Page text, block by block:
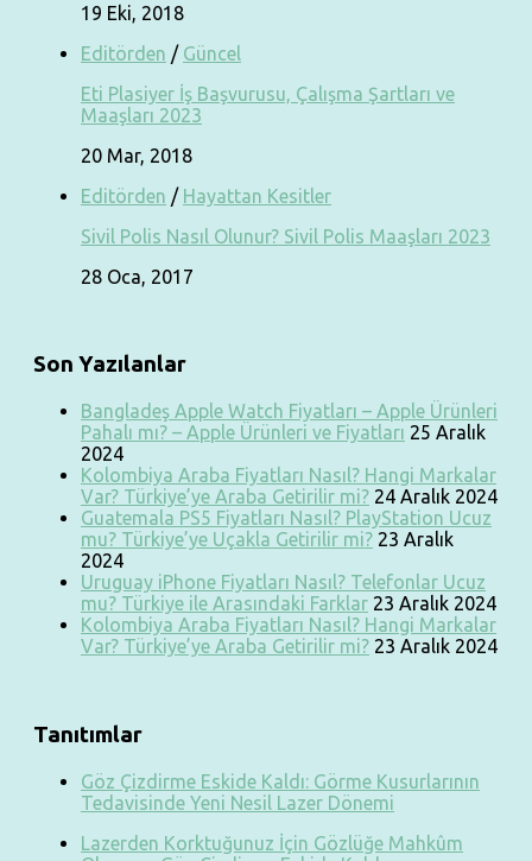
19 Eki, 2018
Editörden / Güncel
Eti Plasiyer İş Başvurusu, Çalışma Şartları ve
Maaşları 2023
20 Mar, 2018
Editörden / Hayattan Kesitler
Sivil Polis Nasıl Olunur? Sivil Polis Maaşları 2023
28 Oca, 2017
Son Yazılanlar
Bangladeş Apple Watch Fiyatları – Apple Ürünleri
Pahalı mı? – Apple Ürünleri ve Fiyatları 25 Aralık
2024
Kolombiya Araba Fiyatları Nasıl? Hangi Markalar
Var? Türkiye’ye Araba Getirilir mi? 24 Aralık 2024
Guatemala PS5 Fiyatları Nasıl? PlayStation Ucuz
mu? Türkiye’ye Uçakla Getirilir mi? 23 Aralık
2024
Uruguay iPhone Fiyatları Nasıl? Telefonlar Ucuz
mu? Türkiye ile Arasındaki Farklar 23 Aralık 2024
Kolombiya Araba Fiyatları Nasıl? Hangi Markalar
Var? Türkiye’ye Araba Getirilir mi? 23 Aralık 2024
Tanıtımlar
Göz Çizdirme Eskide Kaldı: Görme Kusurlarının
Tedavisinde Yeni Nesil Lazer Dönemi
Lazerden Korktuğunuz İçin Gözlüğe Mahkûm